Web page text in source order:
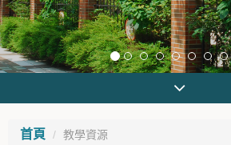
首頁 教學資源